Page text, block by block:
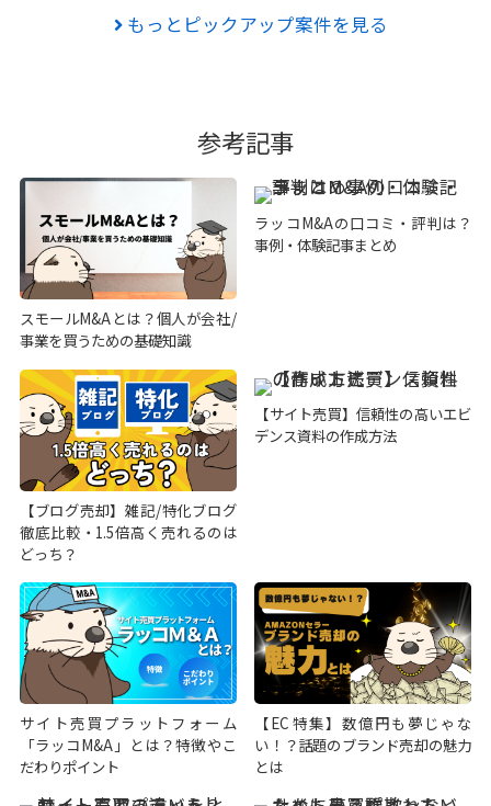
もっとピックアップ案件を見る
参考記事
スモールM&Aとは？個人が会社/
事業を買うための基礎知識
ラッコM&Aの口コミ・評判は？
事例・体験記事まとめ
【ブログ売却】雑記/特化ブログ
徹底比較・1.5倍高く売れるのは
どっち？
【サイト売買】信頼性の高いエビ
デンス資料の作成方法
サイト売買プラットフォーム
「ラッコM&A」とは？特徴やこ
だわりポイント
【EC特集】数億円も夢じゃな
い！？話題のブランド売却の魅力
とは